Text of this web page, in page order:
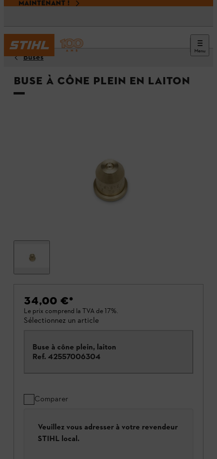
MAINTENANT !
Menu
Buses
Buse à cône plein en laiton
34,00 €*
Le prix comprend la TVA de 17%.
Sélectionnez un article
Buse à cône plein, laiton
Ref. 42557006304
Comparer
Veuillez vous adresser à votre revendeur
STIHL local.